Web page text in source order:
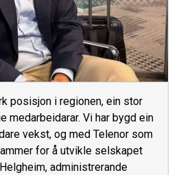
posisjon i regionen, ein stor
medarbeidarar. Vi har bygd ein
vekst, og med Telenor som
for å utvikle selskapet
administrerande